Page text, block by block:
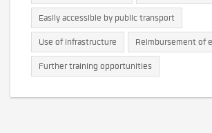
Easily accessible by public transport
Use of infrastructure Reimbursement of
Further training opportunities